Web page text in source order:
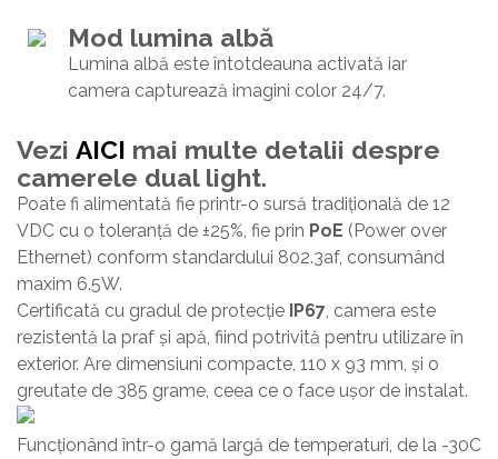
Mod lumina albă
Lumina albă este întotdeauna activată iar
camera capturează imagini color 24/7.
Vezi AICI mai multe detalii despre
camerele dual light.
Poate fi alimentată fie printr-o sursă tradițională de 12
VDC cu o toleranță de ±25%, fie prin PoE (Power over
Ethernet) conform standardului 802.3af, consumând
maxim 6.5W.
Certificată cu gradul de protecție IP67 , camera este
rezistentă la praf și apă, fiind potrivită pentru utilizare în
exterior. Are dimensiuni compacte, 110 x 93 mm, și o
greutate de 385 grame, ceea ce o face ușor de instalat.
Funcționând într-o gamă largă de temperaturi, de la -30C